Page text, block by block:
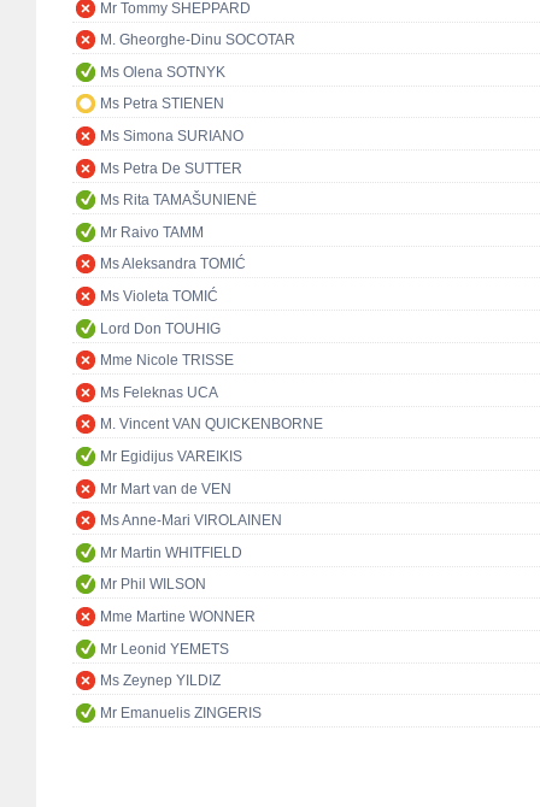
Mr Tommy SHEPPARD
M. Gheorghe-Dinu SOCOTAR
Ms Olena SOTNYK
Ms Petra STIENEN
Ms Simona SURIANO
Ms Petra De SUTTER
Ms Rita TAMAŠUNIENĖ
Mr Raivo TAMM
Ms Aleksandra TOMIĆ
Ms Violeta TOMIĆ
Lord Don TOUHIG
Mme Nicole TRISSE
Ms Feleknas UCA
M. Vincent VAN QUICKENBORNE
Mr Egidijus VAREIKIS
Mr Mart van de VEN
Ms Anne-Mari VIROLAINEN
Mr Martin WHITFIELD
Mr Phil WILSON
Mme Martine WONNER
Mr Leonid YEMETS
Ms Zeynep YILDIZ
Mr Emanuelis ZINGERIS